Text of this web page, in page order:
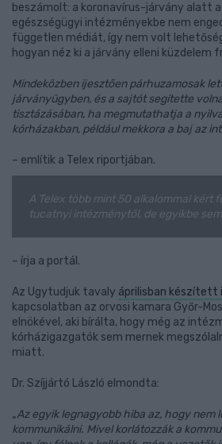
beszámolt: a koronavírus-járvány alatt
egészségügyi intézményekbe nem
független médiát, így nem volt
hogyan néz ki a járvány elleni küzdelem
Mindeközben ijesztően párhuzamosak
járványügyben, és a sajtót segítette
tisztázásában, ha megmutathatja a
kórházakban, például mekkora a baj az
– említik a Telex riportjában.
A Telex több mint 50 alkalommal kért
tucatnyi intézménytől, de egyikbe
– írja a portál.
Az Ugytudjuk tavaly áprilisban készített
kapcsolatban az orvosi kamara Győr-
elnökével, aki bírálta, hogy még az
kórházigazgatók sem mernek
miatt.
Dr. Szíjjártó László elmondta:
„Az egyik legnagyobb hiba az, hogy nem
kommunikálni. Mivel korlátozzák a